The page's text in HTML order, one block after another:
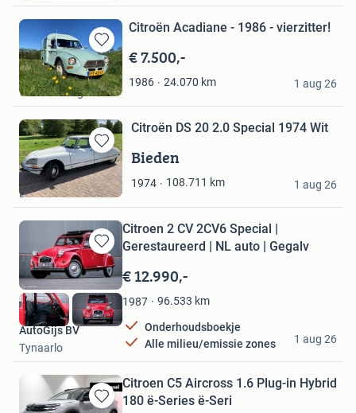
Bewaren
in
Mijn
Favorieten
Citroën Acadiane - 1986 - vierzitter!
€ 7.500,-
1986 24.070 km
casper
's-Gravenhage
1 aug 26
Bewaren
in
Mijn
Favorieten
Citroën DS 20 2.0 Special 1974 Wit
Bieden
1974 108.711 km
WiBo
Leeuwarden
1 aug 26
Bewaren
in
Favorieten
Citroen 2 CV 2CV6 Special |
Gerestaureerd | NL auto | Gegalv
€ 12.990,-
1987 96.533 km
Onderhoudsboekje
Alle milieu/emissie zones
AutoGijs BV
Tynaarlo
1 aug 26
Citroen C5 Aircross 1.6 Plug-in Hybrid
180 ë-Series ë-Seri